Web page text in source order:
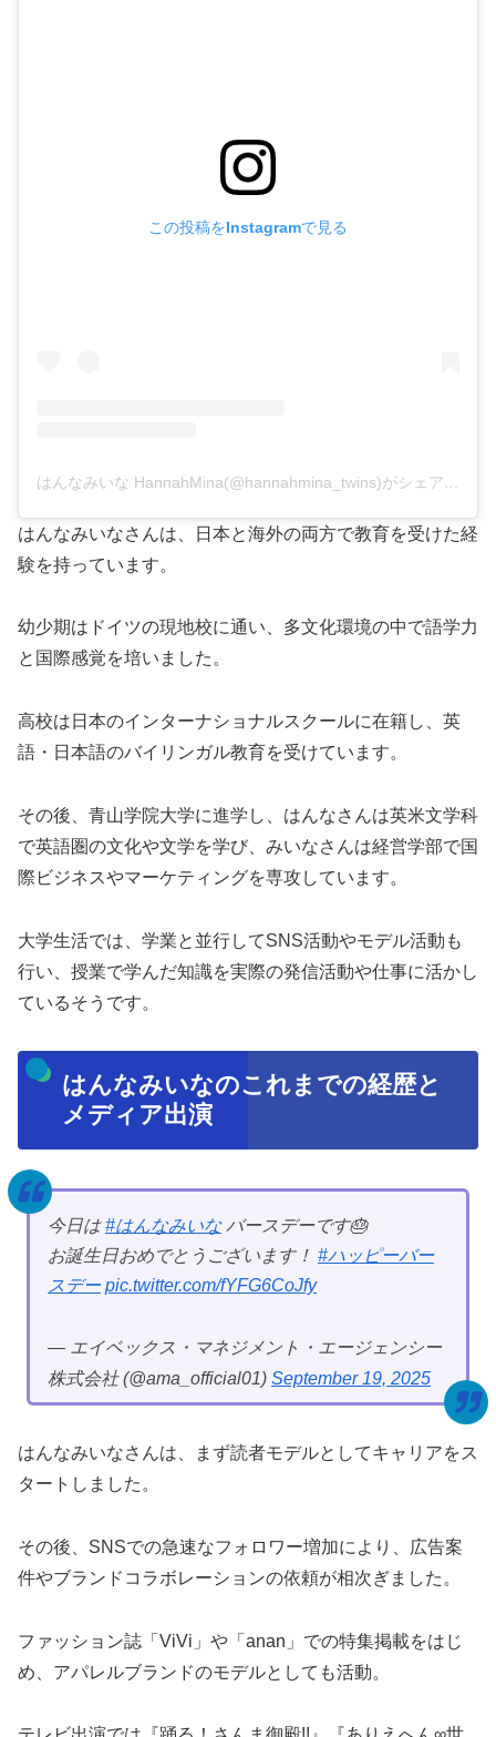
この投稿をInstagramで見る
はんなみいな HannahMina(@hannahmina_twins)がシェアした投稿
はんなみいなさんは、日本と海外の両方で教育を受けた経
験を持っています。
幼少期はドイツの現地校に通い、多文化環境の中で語学力
と国際感覚を培いました。
高校は日本のインターナショナルスクールに在籍し、英
語・日本語のバイリンガル教育を受けています。
その後、青山学院大学に進学し、はんなさんは英米文学科
で英語圏の文化や文学を学び、みいなさんは経営学部で国
際ビジネスやマーケティングを専攻しています。
大学生活では、学業と並行してSNS活動やモデル活動も
行い、授業で学んだ知識を実際の発信活動や仕事に活かし
ているそうです。
はんなみいなのこれまでの経歴と
メディア出演
今日は#はんなみいなバースデーです🎂
お誕生日おめでとうございます！ #ハッピーバー
スデー pic.twitter.com/fYFG6CoJfy
— エイベックス・マネジメント・エージェンシー
株式会社 (@ama_official01) September 19, 2025
はんなみいなさんは、まず読者モデルとしてキャリアをス
タートしました。
その後、SNSでの急速なフォロワー増加により、広告案
件やブランドコラボレーションの依頼が相次ぎました。
ファッション誌「ViVi」や「anan」での特集掲載をはじ
め、アパレルブランドのモデルとしても活動。